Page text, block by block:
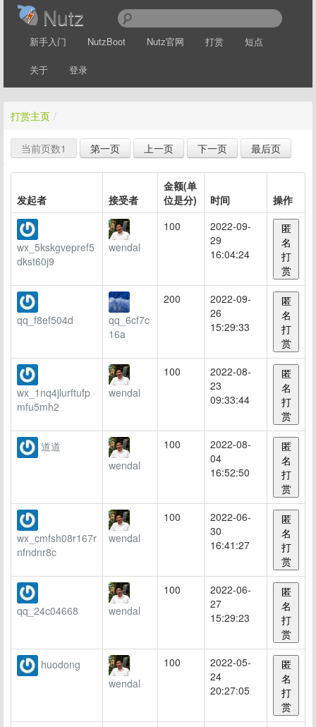
Nutz
新手入门 NutzBoot Nutz官网 打赏 短点
关于 登录
打赏主页 /
当前页数1 第一页 上一页 下一页 最后页
发起者 接受者
金额(单
位是分)
时间 操作
wx_5kskgvepref5
dkst60j9
wendal
100
2022-09-
29
16:04:24
匿
名
打
赏
qq_f8ef504d
qq_6cf7c
16a
200
2022-09-
26
15:29:33
匿
名
打
赏
wx_1nq4jlurftufp
mfu5mh2
wendal
100
2022-08-
23
09:33:44
匿
名
打
赏
道道
wendal
100
2022-08-
04
16:52:50
匿
名
打
赏
wx_cmfsh08r167r
nfndnr8c
wendal
100
2022-06-
30
16:41:27
匿
名
打
赏
qq_24c04668 wendal
100
2022-06-
27
15:29:23
匿
名
打
赏
huodong
wendal
100
2022-05-
24
20:27:05
匿
名
打
赏